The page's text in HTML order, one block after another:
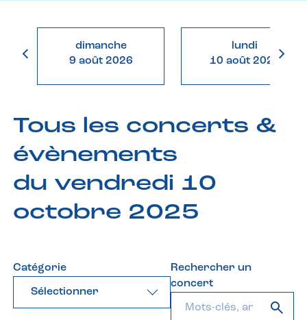
dimanche
9 août 2026
lundi
10 août 2026
Tous les concerts &
évènements
du vendredi 10
octobre 2025
Catégorie
Sélectionner
Rechercher un
concert